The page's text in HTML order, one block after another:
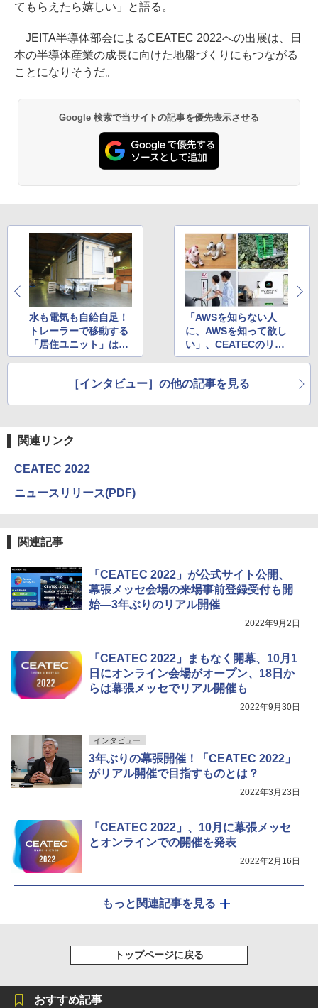
てもらえたら嬉しい」と語る。
JEITA半導体部会によるCEATEC 2022への出展は、日
本の半導体産業の成長に向けた地盤づくりにもつながる
ことになりそうだ。
Google 検索で当サイトの記事を優先表示させる
水も電気も自給自足！
トレーラーで移動する
「居住ユニット」はま
るで国際救助隊？ CEA
「AWSを知らない人
に、AWSを知って欲し
い」、CEATECのリア
ル会場で、AWSは何を
［インタビュー］の他の記事を見る
関連リンク
CEATEC 2022
ニュースリリース(PDF)
関連記事
「CEATEC 2022」が公式サイト公開、
幕張メッセ会場の来場事前登録受付も開
始―3年ぶりのリアル開催
2022年9月2日
「CEATEC 2022」まもなく開幕、10月1
日にオンライン会場がオープン、18日か
らは幕張メッセでリアル開催も
2022年9月30日
インタビュー
3年ぶりの幕張開催！「CEATEC 2022」
がリアル開催で目指すものとは？
2022年3月23日
「CEATEC 2022」、10月に幕張メッセ
とオンラインでの開催を発表
2022年2月16日
もっと関連記事を見る
トップページに戻る
おすすめ記事